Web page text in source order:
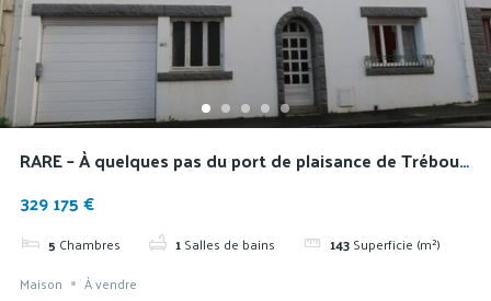
RARE – À quelques pas du port de plaisance de Tréboul,
329 175 €
5 Chambres 1Salles de bains 143Superficie (m²)
Maison
À vendre